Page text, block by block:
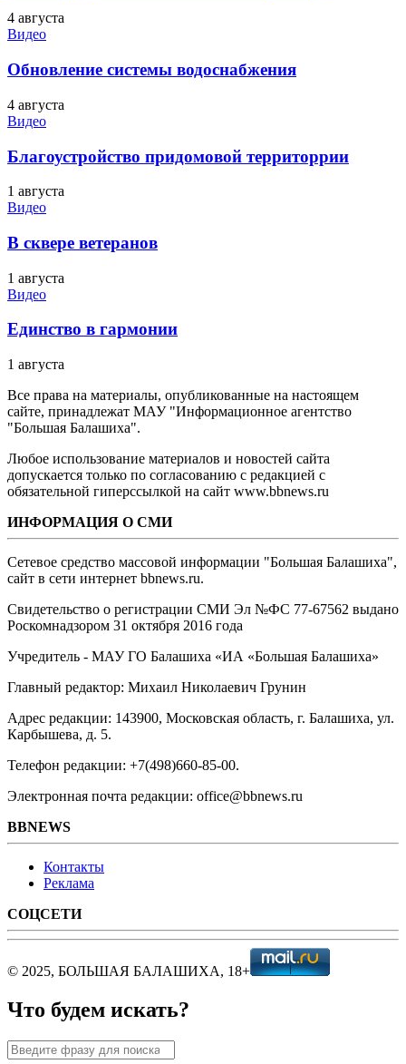
4 августа
Видео
Обновление системы водоснабжения
4 августа
Видео
Благоустройство придомовой территоррии
1 августа
Видео
В сквере ветеранов
1 августа
Видео
Единство в гармонии
1 августа
Все права на материалы, опубликованные на настоящем
сайте, принадлежат МАУ "Информационное агентство
"Большая Балашиха".
Любое использование материалов и новостей сайта
допускается только по согласованию с редакцией с
обязательной гиперссылкой на сайт www.bbnews.ru
ИНФОРМАЦИЯ О СМИ
Сетевое средство массовой информации "Большая Балашиха",
сайт в сети интернет bbnews.ru.
Свидетельство о регистрации СМИ Эл №ФС ‎77-67562 выдано
Роскомнадзором 31 октября 2016 года
Учредитель - МАУ ГО Балашиха «ИА «Большая Балашиха»
Главный редактор: Михаил Николаевич Грунин
Адрес редакции: 143900, Московская область, г. Балашиха, ул.
Карбышева, д. 5.
Телефон редакции: +7(498)660-85-00.
Электронная почта редакции: office@bbnews.ru
BBNEWS
Контакты
Реклама
СОЦСЕТИ
© 2025, БОЛЬШАЯ БАЛАШИХА, 18+
Что будем искать?